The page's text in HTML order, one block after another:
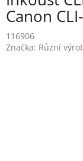
Canon
116906
Značka: Různí